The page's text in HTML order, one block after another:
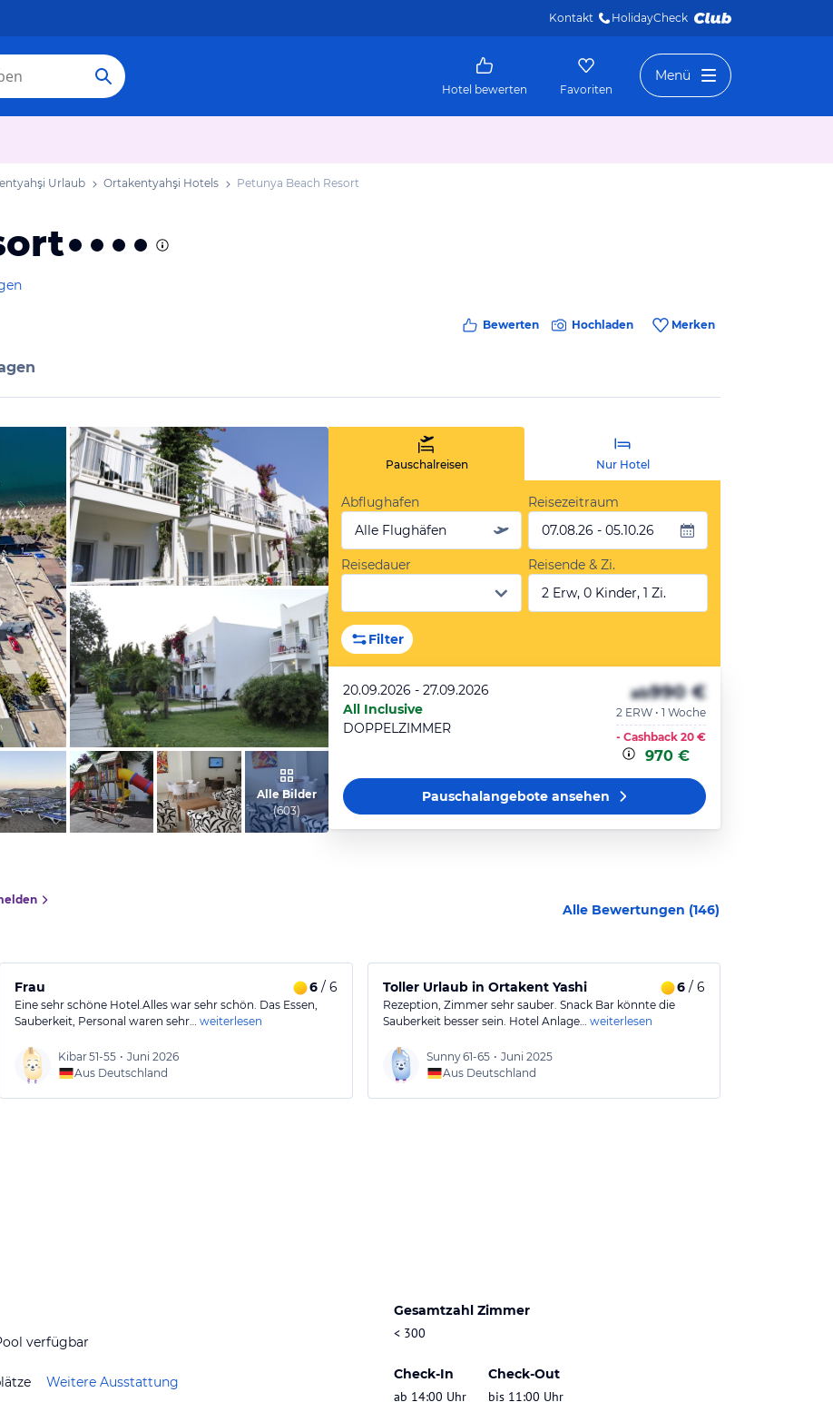
Kontakt HolidayCheck
Hotel bewerten Favoriten
Menü
Urlaub Ortakentyahşi Hotels Petunya Beach Resort
Bewerten Hochladen Merken
von Malwina, Juli 2013
von Malwina, Juli 2013
Alle Bilder
(603)
Pauschalreisen Nur Hotel
Abflughafen
Alle Flughäfen
Reisezeitraum
07.08.26 - 05.10.26
Reisedauer
Reisende & Zi.
2 Erw, 0 Kinder, 1 Zi.
Filter
20.09.2026 - 27.09.2026
All Inclusive
DOPPELZIMMER
ab990 €
2 ERW • 1 Woche
- Cashback 20 €
970 €
Pauschalangeboteansehen
Alle Bewertungen (146)
Frau 6/ 6
Eine sehr schöne Hotel.Alles war sehr schön. Das Essen,
Sauberkeit, Personal waren sehr… weiterlesen
Kibar51-55 • Juni 2026
Aus Deutschland
Toller Urlaub in Ortakent Yashi 6/ 6
Rezeption, Zimmer sehr sauber. Snack Bar könnte die
Sauberkeit besser sein. Hotel Anlage… weiterlesen
Sunny61-65 • Juni 2025
Aus Deutschland
verfügbar
Weitere Ausstattung
Gesamtzahl Zimmer
< 300
Check-In
ab 14:00 Uhr
Check-Out
bis 11:00 Uhr